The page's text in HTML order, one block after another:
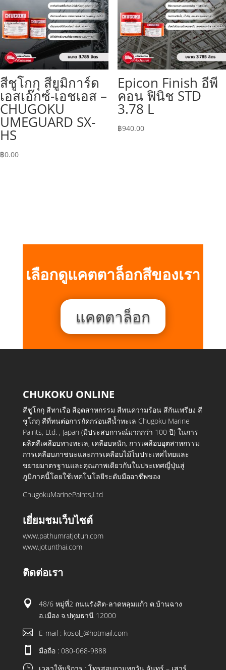
สีชูโกกุ สียูมิการ์ด
เอสเอ๊กซ์-เอชเอส –
CHUGOKU
UMEGUARD SX-
HS
฿0.00
Epicon Finish อีพี
คอน ฟินิช STD
3.78 L
฿940.00
เลือกดูแคตตาล็อกสีของเรา
แคตตาล็อก
CHUKOKU ONLINE
สีชูโกกุ สีทาเรือ สีอุตสาหกรรม สีทนความร้อน สีกันเพรียง สี
ชูโกกุ สีที่ทนต่อการกัดกร่อนสีน้ำทะเล Chugoku Marine
Paints, Ltd. , Japan (มีประสบการณ์มากกว่า 100 ปี) ในการ
ผลิตสีเคลือบทางทะเล, เคลือบหนัก, การเคลือบอุตสาหกรรม
การเคลือบภาชนะและการเคลือบไม้ในประเทศไทยและ
ขยายมาตรฐานและคุณภาพเดียวกันในประเทศญี่ปุ่นสู่
ภูมิภาคนี้โดยใช้เทคโนโลยีระดับมืออาชีพของ
ChugokuMarinePaints,Ltd
เยี่ยมชมเว็บไซต์
www.pathumratjotun.com
www.jotunthai.com
ติดต่อเรา

48/6 หมู่ที่2 ถนนรังสิต-ลาดหลุมแก้ว ต.บ้านฉาง
อ.เมือง จ.ปทุมธานี 12000
 E-mail : kosol_@hotmail.com
 มือถือ : 080-068-9888
}